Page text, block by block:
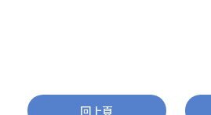
回上頁